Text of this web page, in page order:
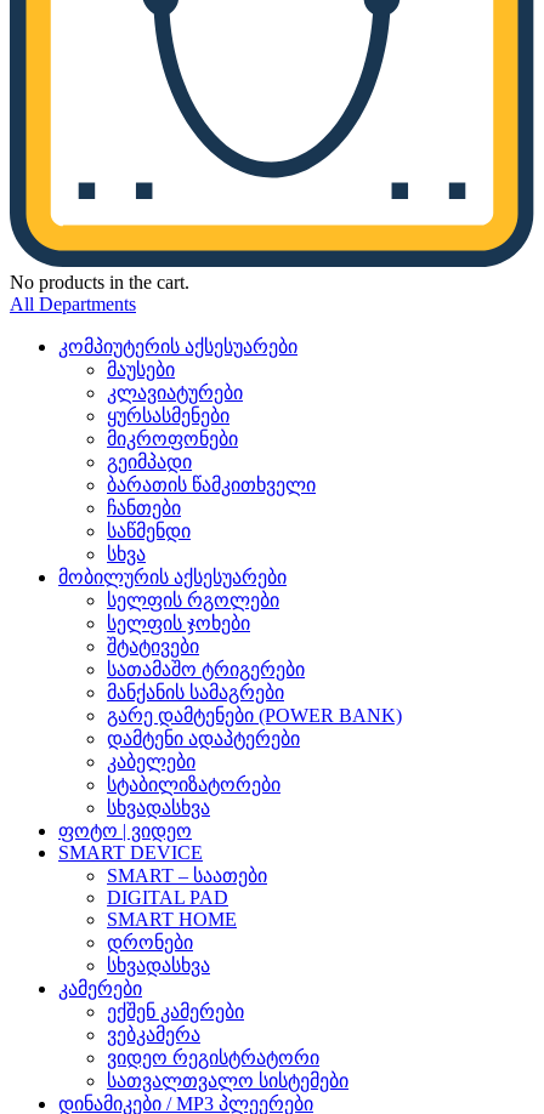
No products in the cart.
All Departments
კომპიუტერის აქსესუარები
მაუსები
კლავიატურები
ყურსასმენები
მიკროფონები
გეიმპადი
ბარათის წამკითხველი
ჩანთები
საწმენდი
სხვა
მობილურის აქსესუარები
სელფის რგოლები
სელფის ჯოხები
შტატივები
სათამაშო ტრიგერები
მანქანის სამაგრები
გარე დამტენები (POWER BANK)
დამტენი ადაპტერები
კაბელები
სტაბილიზატორები
სხვადასხვა
ფოტო | ვიდეო
SMART DEVICE
SMART – საათები
DIGITAL PAD
SMART HOME
დრონები
სხვადასხვა
კამერები
ექშენ კამერები
ვებკამერა
ვიდეო რეგისტრატორი
სათვალთვალო სისტემები
დინამიკები / MP3 პლეერები